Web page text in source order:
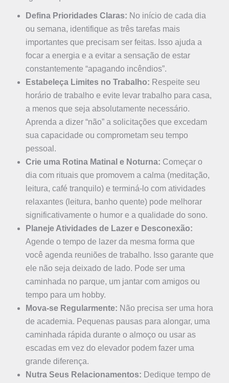
Defina Prioridades Claras: No início de cada dia
ou semana, identifique as três tarefas mais
importantes que precisam ser feitas. Isso ajuda a
focar a energia e a evitar a sensação de estar
constantemente “apagando incêndios”.
Estabeleça Limites no Trabalho: Respeite seu
horário de trabalho e evite levar trabalho para casa,
a menos que seja absolutamente necessário.
Aprenda a dizer “não” a solicitações que excedam
sua capacidade ou comprometam seu tempo
pessoal.
Crie uma Rotina Matinal e Noturna: Começar o
dia com rituais que promovem a calma (meditação,
leitura, café tranquilo) e terminá-lo com atividades
relaxantes (leitura, banho quente) pode melhorar
significativamente o humor e a qualidade do sono.
Planeje Atividades de Lazer e Desconexão:
Agende o tempo de lazer da mesma forma que
você agenda reuniões de trabalho. Isso garante que
ele não seja deixado de lado. Pode ser uma
caminhada no parque, um jantar com amigos ou
tempo para um hobby.
Mova-se Regularmente: Não precisa ser uma hora
de academia. Pequenas pausas para alongar, uma
caminhada rápida durante o almoço ou usar as
escadas em vez do elevador podem fazer uma
grande diferença.
Nutra Seus Relacionamentos: Dedique tempo de